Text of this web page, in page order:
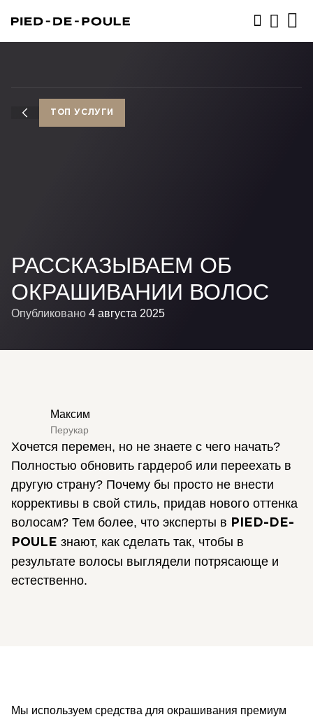
ТОП УСЛУГИ
РАССКАЗЫВАЕМ ОБ
ОКРАШИВАНИИ ВОЛОС
Опубликовано 4 августа 2025
Максим
Перукар
Хочется перемен, но не знаете с чего начать?
Полностью обновить гардероб или переехать в
другую страну? Почему бы просто не внести
коррективы в свой стиль, придав нового оттенка
волосам? Тем более, что эксперты в
PIED-DE-
POULE знают, как сделать так, чтобы в
результате волосы выглядели потрясающе и
естественно.
Мы используем средства для окрашивания премиум